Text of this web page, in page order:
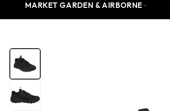
MARKET GARDEN & AIRBORNE